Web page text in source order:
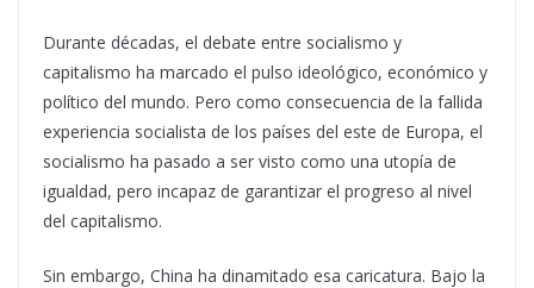
Durante décadas, el debate entre socialismo y
capitalismo ha marcado el pulso ideológico, económico y
político del mundo. Pero como consecuencia de la fallida
experiencia socialista de los países del este de Europa, el
socialismo ha pasado a ser visto como una utopía de
igualdad, pero incapaz de garantizar el progreso al nivel
del capitalismo.
Sin embargo, China ha dinamitado esa caricatura. Bajo la